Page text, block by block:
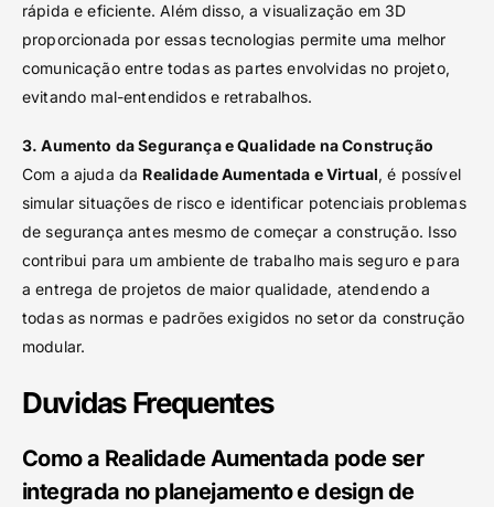
rápida e eficiente. Além disso, a visualização em 3D
proporcionada por essas tecnologias permite uma melhor
comunicação entre todas as partes envolvidas no projeto,
evitando mal-entendidos e retrabalhos.
3. Aumento da Segurança e Qualidade na Construção
Com a ajuda da Realidade Aumentada e Virtual, é possível
simular situações de risco e identificar potenciais problemas
de segurança antes mesmo de começar a construção. Isso
contribui para um ambiente de trabalho mais seguro e para
a entrega de projetos de maior qualidade, atendendo a
todas as normas e padrões exigidos no setor da construção
modular.
Duvidas Frequentes
Como a Realidade Aumentada pode ser
integrada no planejamento e design de